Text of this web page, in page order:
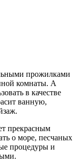
прожилками
комнаты. А
в качестве
ванную,
прекрасным
о море, песчаных
процедуры и